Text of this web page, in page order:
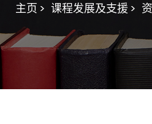
主页 > 课程发展及支援 >